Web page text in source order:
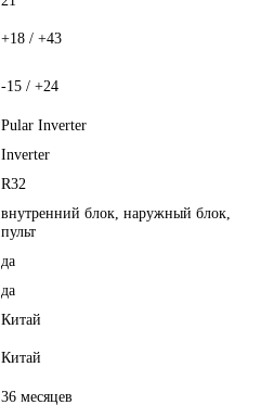
+18 / +43
-15 / +24
Pular Inverter
Inverter
R32
внутренний блок, наружный блок,
пульт
да
да
Китай
Китай
36 месяцев